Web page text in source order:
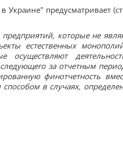
Украине" предусматривает
которые не
естественных
осуществляют
за отчетным
финотчетность
в случаях,